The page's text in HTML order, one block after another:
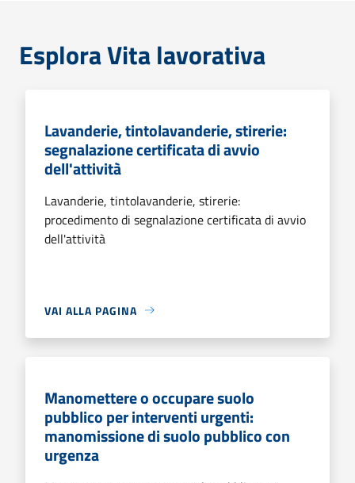
Esplora Vita lavorativa
Lavanderie, tintolavanderie, stirerie:
segnalazione certificata di avvio
dell'attività
Lavanderie, tintolavanderie, stirerie:
procedimento di segnalazione certificata di avvio
dell'attività
VAI ALLA PAGINA
Manomettere o occupare suolo
pubblico per interventi urgenti:
manomissione di suolo pubblico con
urgenza